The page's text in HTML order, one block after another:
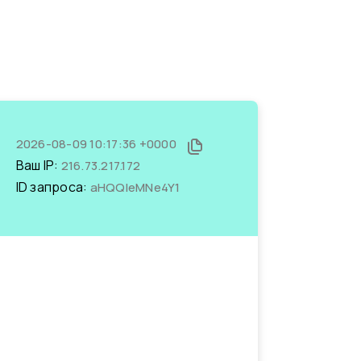
2026-08-09 10:17:36 +0000
Ваш IP: 216.73.217.172
ID запроса: aHQQIeMNe4Y1